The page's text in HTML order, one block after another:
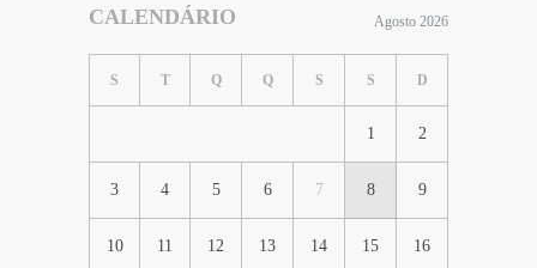
CALENDÁRIO Agosto 2026
S T Q Q S S D
1 2
3 4 5 6 7 8 9
10 11 12 13 14 15 16